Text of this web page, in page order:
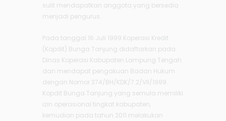
sulit mendapatkan anggota yang bersedia
menjadi pengurus.
Pada tanggal 16 Juli 1999 Koperasi Kredit
(Kopdit) Bunga Tanjung didaftarkan pada
Dinas Koperasi Kabupaten Lampung Tengah
dan mendapat pengakuan Badan Hukum
dengan Nomor 374/BH/KDK/7.2/VII/1999.
Kopdit Bunga Tanjung yang semula memiliki
izin operasional tingkat kabupaten,
kemudian pada tahun 2011 melakukan